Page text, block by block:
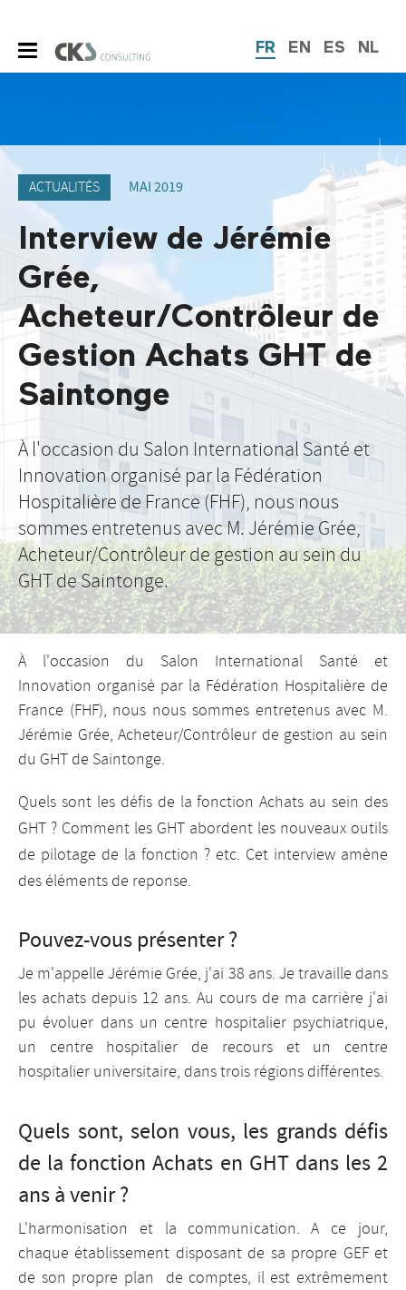
FR EN ES NL
ACTUALITÉS MAI 2019
Interview de Jérémie
Grée,
Acheteur/Contrôleur de
Gestion Achats GHT de
Saintonge
À l'occasion du Salon International Santé et
Innovation organisé par la Fédération
Hospitalière de France (FHF), nous nous
sommes entretenus avec M. Jérémie Grée,
Acheteur/Contrôleur de gestion au sein du
GHT de Saintonge.
À l'occasion du Salon International Santé et
Innovation organisé par la Fédération Hospitalière de
France (FHF), nous nous sommes entretenus avec M.
Jérémie Grée, Acheteur/Contrôleur de gestion au sein
du GHT de Saintonge.
Quels sont les défis de la fonction Achats au sein des
GHT ? Comment les GHT abordent les nouveaux outils
de pilotage de la fonction ? etc. Cet interview amène
des éléments de reponse.
Pouvez-vous présenter ?
Je m'appelle Jérémie Grée, j'ai 38 ans. Je travaille dans
les achats depuis 12 ans. Au cours de ma carrière j'ai
pu évoluer dans un centre hospitalier psychiatrique,
un centre hospitalier de recours et un centre
hospitalier universitaire, dans trois régions différentes.
Quels sont, selon vous, les grands défis
de la fonction Achats en GHT dans les 2
ans à venir ?
L'harmonisation et la communication. A ce jour,
chaque établissement disposant de sa propre GEF et
de son propre plan de comptes, il est extrêmement